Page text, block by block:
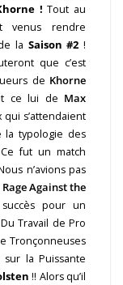
!Tout au
venus rendre
la Saison #2 !
que c’est
de Khorne
ce lui de Max
qui s’attendaient
typologie des
fut un match
n’avions pas
Rage Against the
pour un
Travail de Pro
Tronçonneuses
sur la Puissante
!! Alors qu’il